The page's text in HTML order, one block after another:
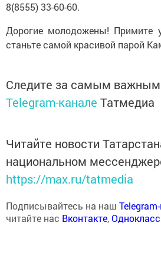
8(8555) 33-60-60.
Дорогие молодожены! Примите
станьте самой красивой парой
Следите за самым
Telegram-канале Татмедиа
Читайте новости
национальном
https://max.ru/tatmedia
Подписывайтесь на наш
читайте нас Вконтакте,